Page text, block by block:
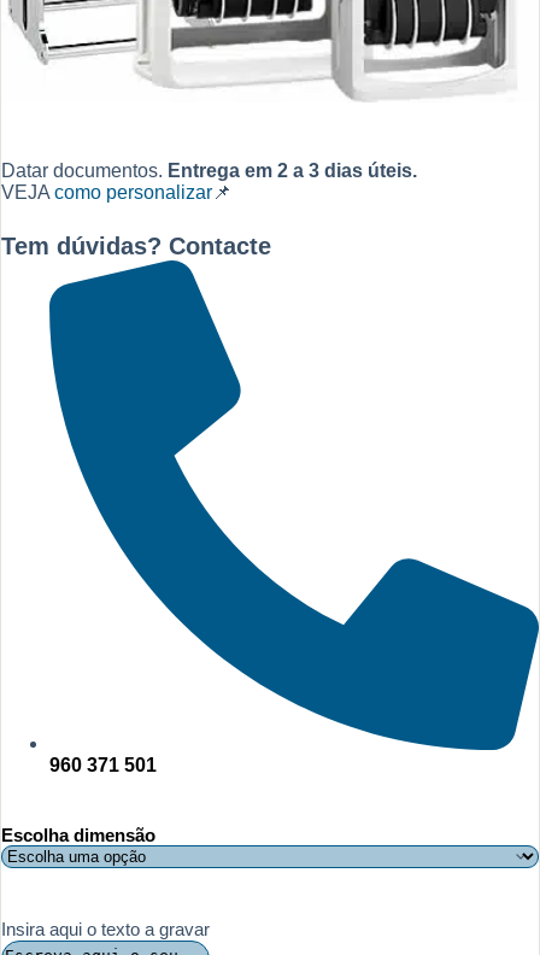
Datar documentos. Entrega em 2 a 3 dias úteis.
VEJA como personalizar 📌
Tem dúvidas? Contacte
960 371 501
Escolha dimensão
Insira aqui o texto a gravar